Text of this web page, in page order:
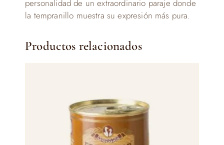
personalidad de un extraordinario paraje donde
la tempranillo muestra su expresión más pura.
Productos relacionados